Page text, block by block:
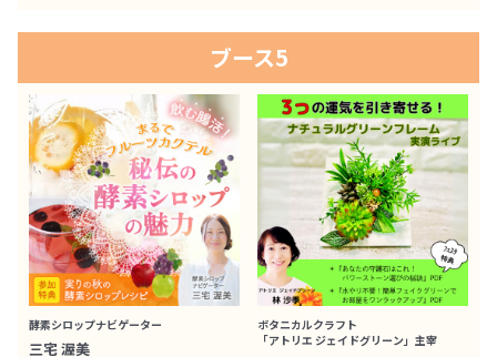
ブース5
酵素シロップナビゲーター
三宅 渥美
ボタニカルクラフト
「アトリエ ジェイドグリーン」主宰